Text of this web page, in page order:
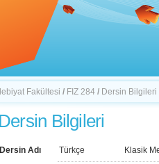
Fakültesi / FIZ 284 / Dersin Bilgileri
Dersin Bilgileri
Dersin Adı Türkçe Klasik